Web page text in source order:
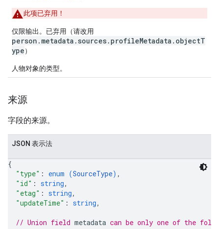
此项已弃用！
仅限输出。 已弃用 （请改用
person.metadata.sources.profileMetadata.objectT
ype）
人物对象的类型。
来源
字段的来源。
JSON 表示法
{
"type" : enum (SourceType) ,
"id" : string,
"etag" : string,
"updateTime" : string,
// Union field metadata can be only one of the